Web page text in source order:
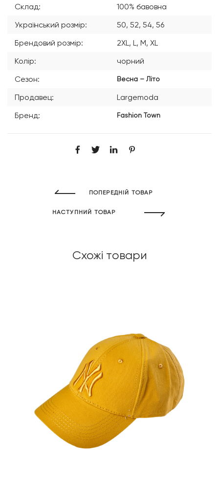
Склад:
100% бавовна
Український розмір:
50, 52, 54, 56
Брендовий розмір:
2XL, L, M, XL
Колір:
чорний
Сезон:
Весна – Літо
Продавец:
Largemoda
Бренд:
Fashion Town
ПОПЕРЕДНІЙ ТОВАР
НАСТУПНИЙ ТОВАР
Схожі товари